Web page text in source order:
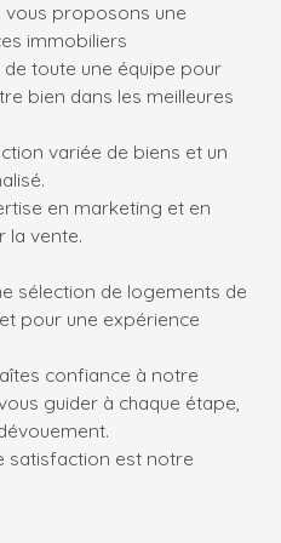
vous proposons une
immobiliers
toute une équipe pour
bien dans les meilleures
variée de biens et un
en marketing et en
la vente.
sélection de logements de
pour une expérience
confiance à notre
guider à chaque étape,
satisfaction est notre